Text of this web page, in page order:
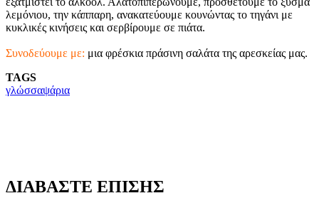
λεμόνιου, την κάππαρη, ανακατεύουμε κουνώντας το τηγάνι με
κυκλικές κινήσεις και σερβίρουμε σε πιάτα.
Συνοδεύουμε με: μια φρέσκια πράσινη σαλάτα της αρεσκείας μας.
TAGS
γλώσσαψάρια
ΔΙΑΒΑΣΤΕ ΕΠΙΣΗΣ